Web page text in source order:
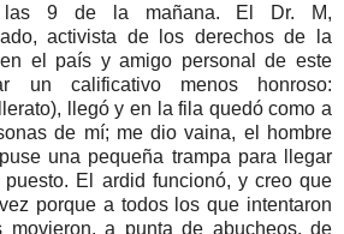
9 de la mañana. El Dr. M,
activista de los derechos de la
el país y amigo personal de este
un calificativo menos honroso:
llegó y en la fila quedó como a
de mí; me dio vaina, el hombre
una pequeña trampa para llegar
El ardid funcionó, y creo que
porque a todos los que intentaron
movieron, a punta de abucheos, de